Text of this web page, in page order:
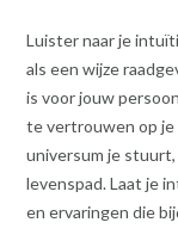
Luister naar je
als een wijze
is voor jouw
te vertrouwen op je
universum je
levenspad. Laat je
en ervaringen die